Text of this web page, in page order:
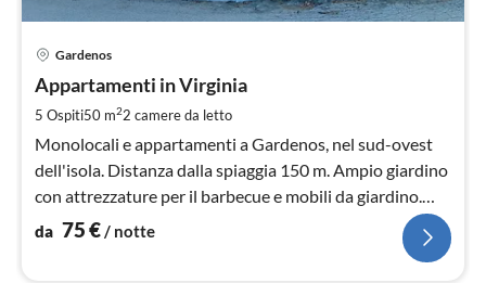
Gardenos
Appartamenti in Virginia
5 Ospiti50 m22 camere da letto
Monolocali e appartamenti a Gardenos, nel sud-ovest
dell'isola. Distanza dalla spiaggia 150 m. Ampio giardino
con attrezzature per il barbecue e mobili da giardino.
Camere con aria condizionata. WiFi gratuito
da 75€/ notte